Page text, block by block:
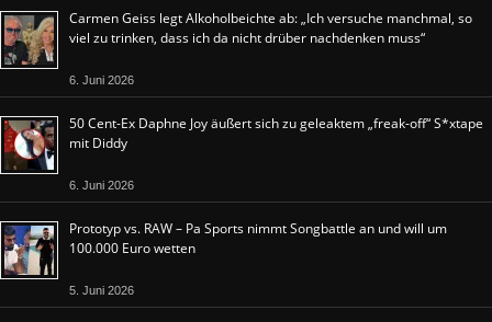
Carmen Geiss legt Alkoholbeichte ab: „Ich versuche manchmal, so
viel zu trinken, dass ich da nicht drüber nachdenken muss“
6. Juni 2026
50 Cent-Ex Daphne Joy äußert sich zu geleaktem „freak-off“ S*xtape
mit Diddy
6. Juni 2026
Prototyp vs. RAW – Pa Sports nimmt Songbattle an und will um
100.000 Euro wetten
5. Juni 2026